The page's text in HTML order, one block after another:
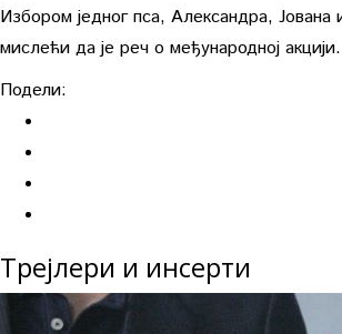
Избором једног пса, Александра,
мислећи да је реч о међународној акцији.
Подели:
Трејлери и инсерти